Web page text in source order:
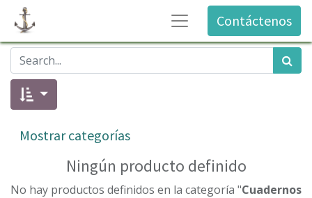
Contáctenos
Mostrar categorías
Ningún producto definido
No hay productos definidos en la categoría "Cuadernos